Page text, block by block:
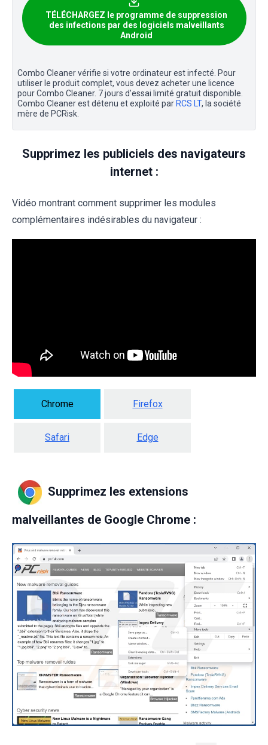
TÉLÉCHARGEZ le programme de suppression
des infections par des logiciels malveillants
Android
Combo Cleaner vérifie si votre ordinateur est infecté. Pour
utiliser le produit complet, vous devez acheter une licence
pour Combo Cleaner. 7 jours d’essai limité gratuit disponible.
Combo Cleaner est détenu et exploité par RCS LT, la société
mère de PCRisk.
Supprimez les publiciels des navigateurs
internet :
Vidéo montrant comment supprimer les modules
complémentaires indésirables du navigateur :
Chrome Firefox
Safari Edge
Supprimez les extensions
malveillantes de Google Chrome :